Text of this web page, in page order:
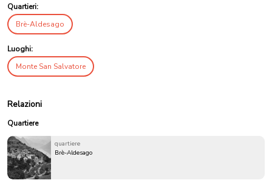
Quartieri:
Brè-Aldesago
Luoghi:
Monte San Salvatore
Relazioni
Quartiere
quartiere
Brè-Aldesago